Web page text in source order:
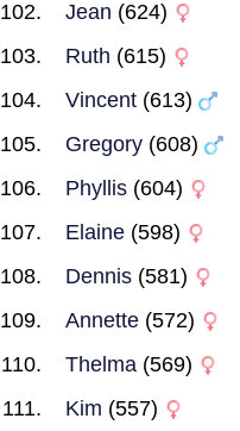
Jean (624)
Ruth (615)
Vincent (613)
Gregory (608)
Phyllis (604)
Elaine (598)
Dennis (581)
Annette (572)
Thelma (569)
Kim (557)